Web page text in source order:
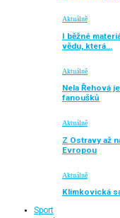
Aktuálně
I běžné
vědu, která…
Aktuálně
Nela Řehová
fanoušků
Aktuálně
Z Ostravy až
Evropou
Aktuálně
Klimkovická
Sport